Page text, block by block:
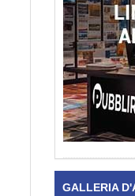
GALLERIA